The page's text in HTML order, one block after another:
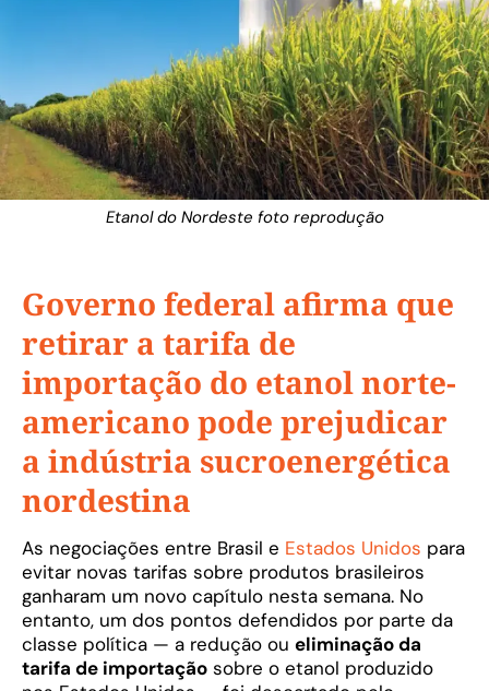
Etanol do Nordeste foto reprodução
Governo federal afirma que
retirar a tarifa de
importação do etanol norte-
americano pode prejudicar
a indústria sucroenergética
nordestina
As negociações entre Brasil e Estados Unidos para
evitar novas tarifas sobre produtos brasileiros
ganharam um novo capítulo nesta semana. No
entanto, um dos pontos defendidos por parte da
classe política — a redução ou eliminação da
tarifa de importação sobre o etanol produzido